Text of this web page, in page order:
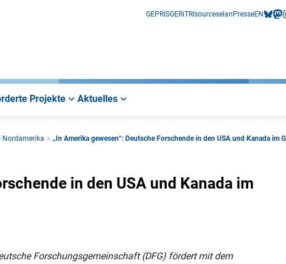
GEPRISGERiTRIsourceselan PresseEN
Projekte Aktuelles
Nordamerika „In Amerika gewesen“: Deutsche Forschende in den USA und Kanada im
in den USA und Kanada im
Forschungsgemeinschaft (DFG) fördert mit dem